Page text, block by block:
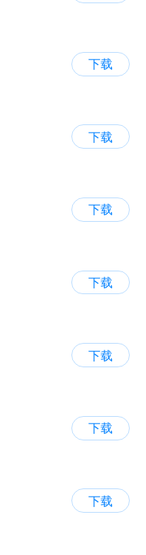
下载
下载
下载
下载
下载
下载
下载